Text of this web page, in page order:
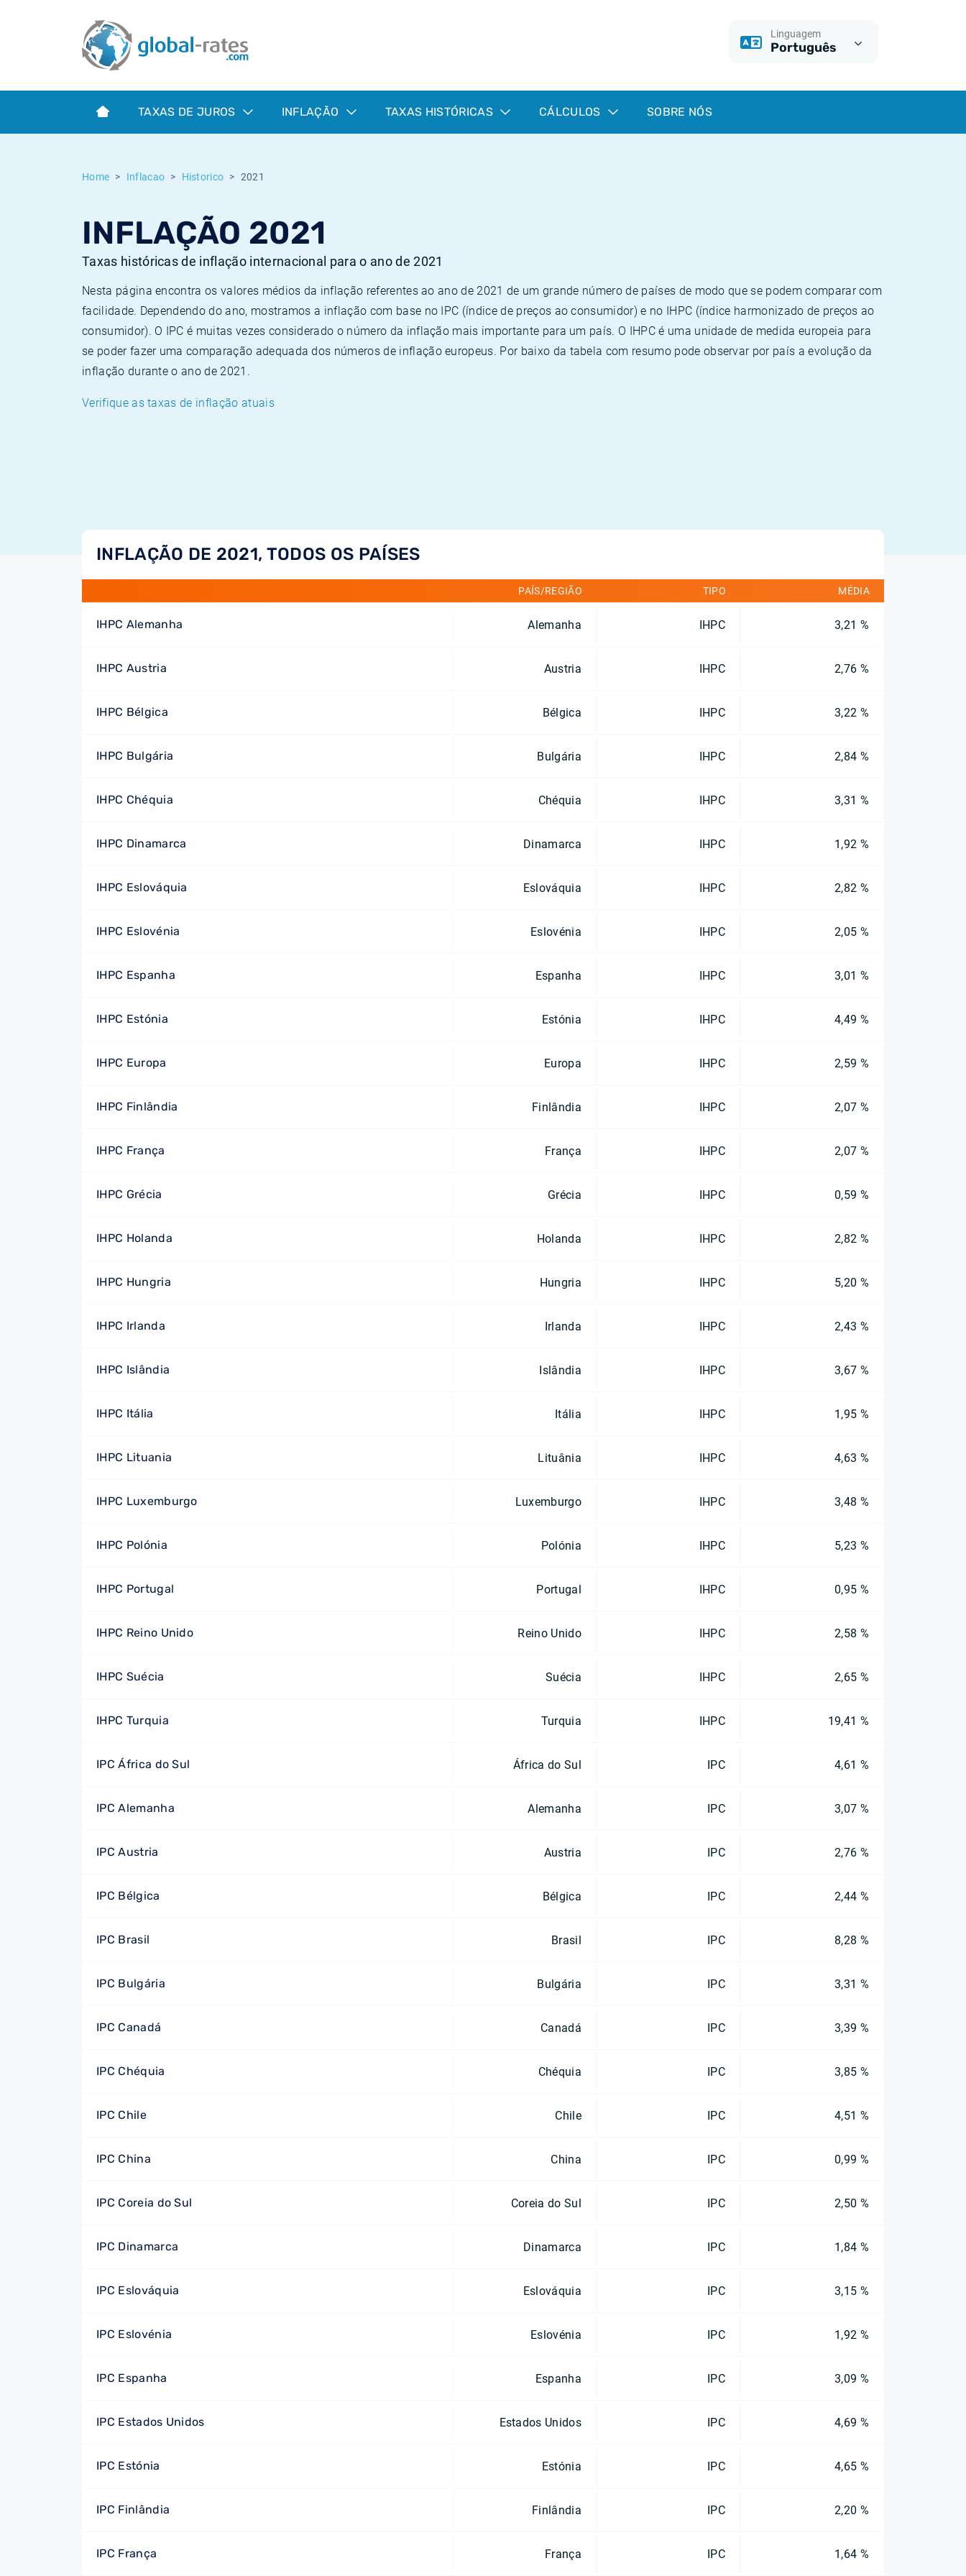
Linguagem
Português
TAXAS DE JUROS INFLAÇÃO TAXAS HISTÓRICAS CÁLCULOS SOBRE NÓS
Home Inflacao Historico 2021
INFLAÇÃO 2021
Taxas históricas de inflação internacional para o ano de 2021
Nesta página encontra os valores médios da inflação referentes ao ano de 2021 de um grande número de países de modo que se podem comparar com
facilidade. Dependendo do ano, mostramos a inflação com base no IPC (índice de preços ao consumidor) e no IHPC (índice harmonizado de preços ao
consumidor). O IPC é muitas vezes considerado o número da inflação mais importante para um país. O IHPC é uma unidade de medida europeia para
se poder fazer uma comparação adequada dos números de inflação europeus. Por baixo da tabela com resumo pode observar por país a evolução da
inflação durante o ano de 2021.
Verifique as taxas de inflação atuais
INFLAÇÃO DE 2021, TODOS OS PAÍSES
PAÍS/REGIÃO TIPO MÉDIA
IHPC Alemanha Alemanha IHPC 3,21 %
IHPC Austria Austria IHPC 2,76 %
IHPC Bélgica Bélgica IHPC 3,22 %
IHPC Bulgária Bulgária IHPC 2,84 %
IHPC Chéquia Chéquia IHPC 3,31 %
IHPC Dinamarca Dinamarca IHPC 1,92 %
IHPC Eslováquia Eslováquia IHPC 2,82 %
IHPC Eslovénia Eslovénia IHPC 2,05 %
IHPC Espanha Espanha IHPC 3,01 %
IHPC Estónia Estónia IHPC 4,49 %
IHPC Europa Europa IHPC 2,59 %
IHPC Finlândia Finlândia IHPC 2,07 %
IHPC França França IHPC 2,07 %
IHPC Grécia Grécia IHPC 0,59 %
IHPC Holanda Holanda IHPC 2,82 %
IHPC Hungria Hungria IHPC 5,20 %
IHPC Irlanda Irlanda IHPC 2,43 %
IHPC Islândia Islândia IHPC 3,67 %
IHPC Itália Itália IHPC 1,95 %
IHPC Lituania Lituânia IHPC 4,63 %
IHPC Luxemburgo Luxemburgo IHPC 3,48 %
IHPC Polónia Polónia IHPC 5,23 %
IHPC Portugal Portugal IHPC 0,95 %
IHPC Reino Unido Reino Unido IHPC 2,58 %
IHPC Suécia Suécia IHPC 2,65 %
IHPC Turquia Turquia IHPC 19,41 %
IPC África do Sul África do Sul IPC 4,61 %
IPC Alemanha Alemanha IPC 3,07 %
IPC Austria Austria IPC 2,76 %
IPC Bélgica Bélgica IPC 2,44 %
IPC Brasil Brasil IPC 8,28 %
IPC Bulgária Bulgária IPC 3,31 %
IPC Canadá Canadá IPC 3,39 %
IPC Chéquia Chéquia IPC 3,85 %
IPC Chile Chile IPC 4,51 %
IPC China China IPC 0,99 %
IPC Coreia do Sul Coreia do Sul IPC 2,50 %
IPC Dinamarca Dinamarca IPC 1,84 %
IPC Eslováquia Eslováquia IPC 3,15 %
IPC Eslovénia Eslovénia IPC 1,92 %
IPC Espanha Espanha IPC 3,09 %
IPC Estados Unidos Estados Unidos IPC 4,69 %
IPC Estónia Estónia IPC 4,65 %
IPC Finlândia Finlândia IPC 2,20 %
IPC França França IPC 1,64 %
Term SOFR
O que é a inflação do IPC?
O que é a inflação do IHPC?
Taxas Euribor históricas
Taxas ESTER históricas
Taxas de inflação históricas
Calculadora de inflação